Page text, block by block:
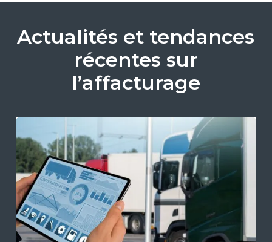
Actualités et tendances
récentes sur
l’affacturage